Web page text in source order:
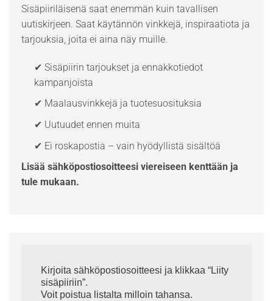
Sisäpiiriläisenä saat enemmän kuin tavallisen
uutiskirjeen. Saat käytännön vinkkejä, inspiraatiota ja
tarjouksia, joita ei aina näy muille.
✔ Sisäpiirin tarjoukset ja ennakkotiedot
kampanjoista
✔ Maalausvinkkejä ja tuotesuosituksia
✔ Uutuudet ennen muita
✔ Ei roskapostia – vain hyödyllistä sisältöä
Lisää sähköpostiosoitteesi viereiseen kenttään ja
tule mukaan.
Kirjoita sähköpostiosoitteesi ja klikkaa “Liity
sisäpiiriin”.
Voit poistua listalta milloin tahansa.